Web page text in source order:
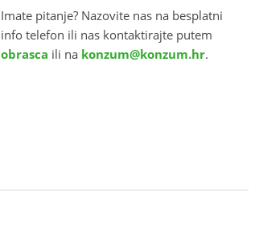
Imate pitanje? Nazovite nas na besplatni
info telefon ili nas kontaktirajte putem
obrasca ili na konzum@konzum.hr.